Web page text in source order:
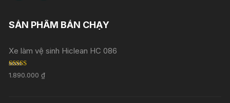
SẢN PHẨM BÁN CHẠY
Xe làm vệ sinh Hiclean HC 086
Rated 5.00
out of 5
1.890.000₫